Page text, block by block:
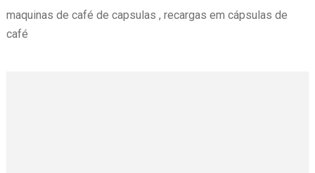
maquinas de café de capsulas , recargas em cápsulas de
café